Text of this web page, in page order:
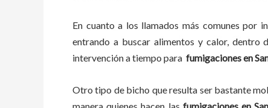
En cuanto a los llamados más comunes por
entrando a buscar alimentos y calor, dentro
intervención a tiempo para fumigacionesen
Otro tipo de bicho que resulta ser bastante